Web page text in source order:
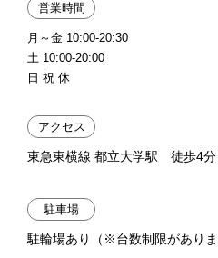
営業時間
月～金 10:00-20:30
土 10:00-20:00
日 祝 休
アクセス
東急東横線 都立大学駅 徒歩4分
駐車場
駐輪場あり（※台数制限がありま